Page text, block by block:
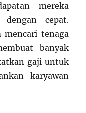
mereka
cepat.
mencari tenaga
banyak
gaji untuk
karyawan